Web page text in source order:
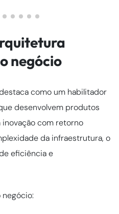
negócio
como um habilitador
desenvolvem produtos
com retorno
da infraestrutura, o
eficiência e
negócio: